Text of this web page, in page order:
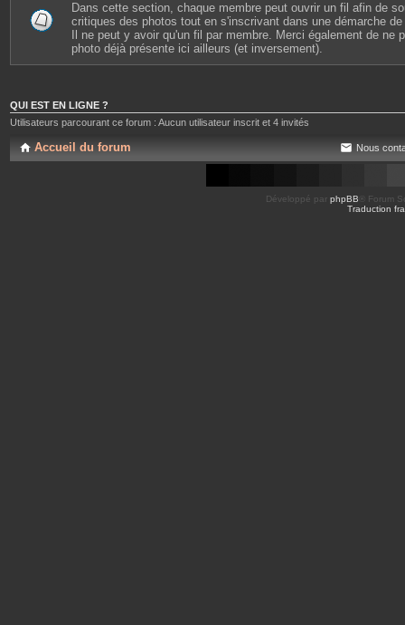
Dans cette section, chaque membre peut ouvrir un fil afin de
critiques des photos tout en s'inscrivant dans une démarche
Il ne peut y avoir qu'un fil par membre. Merci également de ne
photo déjà présente ici ailleurs (et inversement).
QUI EST EN LIGNE ?
Utilisateurs parcourant ce forum : Aucun utilisateur inscrit et 4 invités
Accueil du forum Nous
Développé par phpBB ® Forum
Traduction